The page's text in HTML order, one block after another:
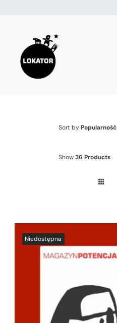
zawartości
Sort byPopularność
Show36 Products